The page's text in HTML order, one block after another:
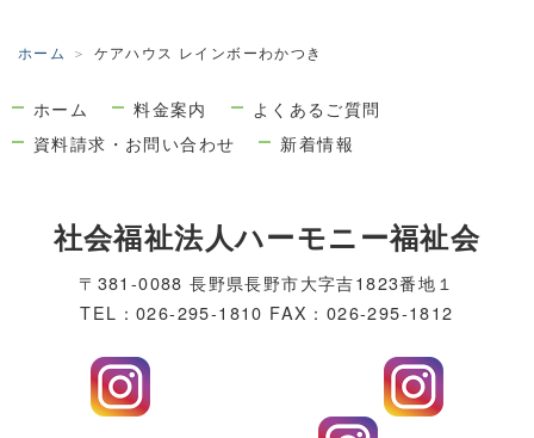
ホーム ケアハウス レインボーわかつき
ホーム 料金案内
よくあるご質問
資料請求・お問い合わせ
新着情報
社会福祉法人ハーモニー福祉会
〒381-0088 長野県長野市大字吉1823番地１
TEL：026-295-1810 FAX：026-295-1812